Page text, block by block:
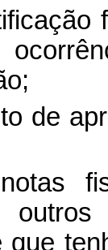
de
que